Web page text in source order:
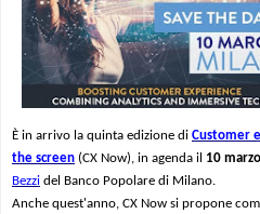
È in arrivo la quinta edizione di Customer
the screen (CX Now), in agenda il 10
Bezzi del Banco Popolare di Milano.
Anche quest'anno, CX Now si propone